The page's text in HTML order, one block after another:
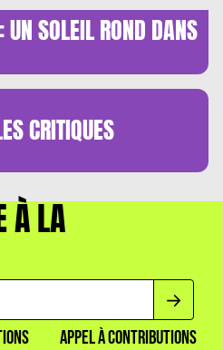
SOLEIL ROND DANS
CRITIQUES
À LA
APPEL À CONTRIBUTIONS